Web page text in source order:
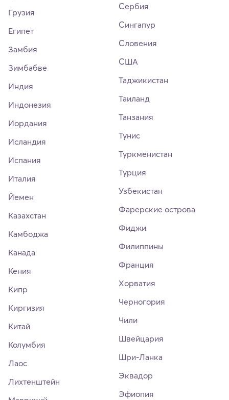
Грузия
Египет
Замбия
Зимбабве
Индия
Индонезия
Иордания
Исландия
Испания
Италия
Йемен
Казахстан
Камбоджа
Канада
Кения
Кипр
Киргизия
Китай
Колумбия
Лаос
Лихтенштейн
Сербия
Сингапур
Словения
США
Таджикистан
Таиланд
Танзания
Тунис
Туркменистан
Турция
Узбекистан
Фарерские острова
Фиджи
Филиппины
Франция
Хорватия
Черногория
Чили
Швейцария
Шри-Ланка
Эквадор
Эфиопия